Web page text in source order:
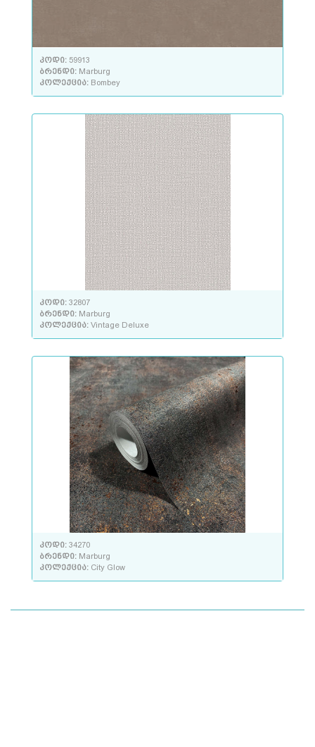
კოდი: 59913
ბრენდი: Marburg
კოლექცია: Bombey
კოდი: 32807
ბრენდი: Marburg
კოლექცია: Vintage Deluxe
კოდი: 34270
ბრენდი: Marburg
კოლექცია: City Glow